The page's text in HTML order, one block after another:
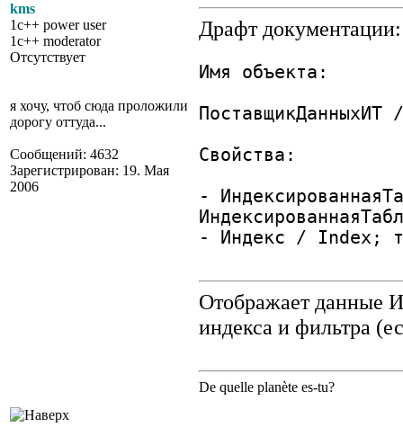
kms
1c++ power user
1c++ moderator
Отсутствует
я хочу, чтоб сюда проложили
дорогу оттуда...
Сообщений: 4632
Зарегистрирован: 19. Мая
2006
Драфт документации:
Имя объекта:
Свойства:
-
- Индекс / Index;
Отображает данные
индекса и фильтра
De quelle planète es-tu?